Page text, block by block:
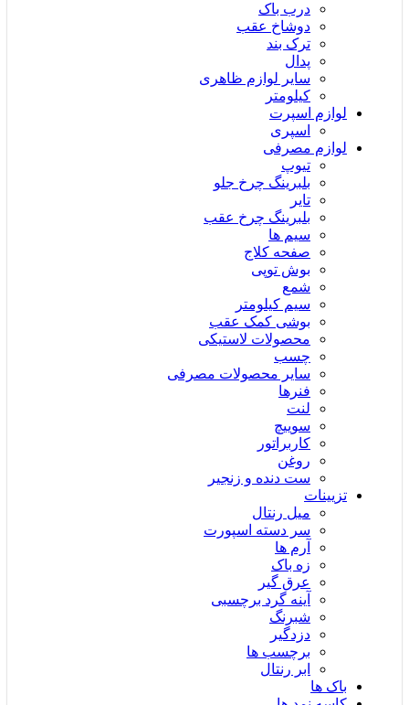
درب باک
دوشاخ عقب
ترک بند
پدال
سایر لوازم ظاهری
کیلومتر
لوازم اسپرت
اسپری
لوازم مصرفی
تیوپ
بلبرینگ چرخ جلو
تایر
بلبرینگ چرخ عقب
سیم ها
صفحه کلاج
بوش توپی
شمع
سیم کیلومتر
بوشی کمک عقب
محصولات لاستیکی
چسب
سایر محصولات مصرفی
فنرها
لنت
سوییچ
کاربراتور
روغن
ست دنده و زنجیر
تزیینات
میل رنتال
سر دسته اسپورت
آرم ها
زه باک
عرق گیر
آینه گرد برچسبی
شبرنگ
دزدگیر
برچسب ها
ابر رنتال
باک ها